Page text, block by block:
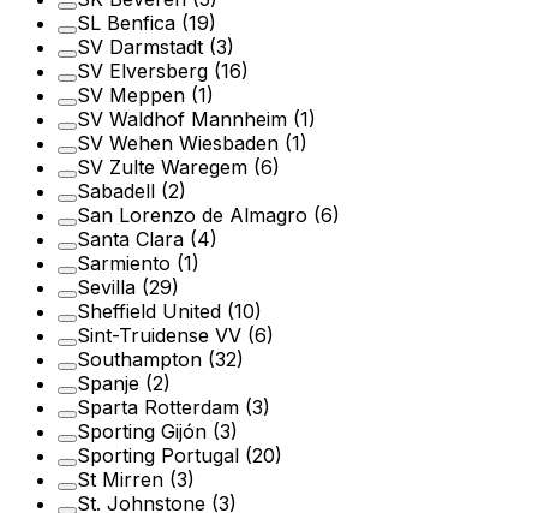
SL Benfica (19)
SV Darmstadt (3)
SV Elversberg (16)
SV Meppen (1)
SV Waldhof Mannheim (1)
SV Wehen Wiesbaden (1)
SV Zulte Waregem (6)
Sabadell (2)
San Lorenzo de Almagro (6)
Santa Clara (4)
Sarmiento (1)
Sevilla (29)
Sheffield United (10)
Sint-Truidense VV (6)
Southampton (32)
Spanje (2)
Sparta Rotterdam (3)
Sporting Gijón (3)
Sporting Portugal (20)
St Mirren (3)
St. Johnstone (3)